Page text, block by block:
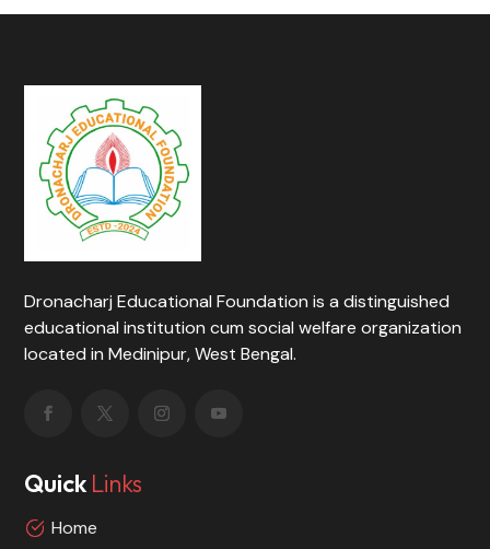
Dronacharj Educational Foundation is a distinguished
educational institution cum social welfare organization
located in Medinipur, West Bengal.
Quick Links
Home